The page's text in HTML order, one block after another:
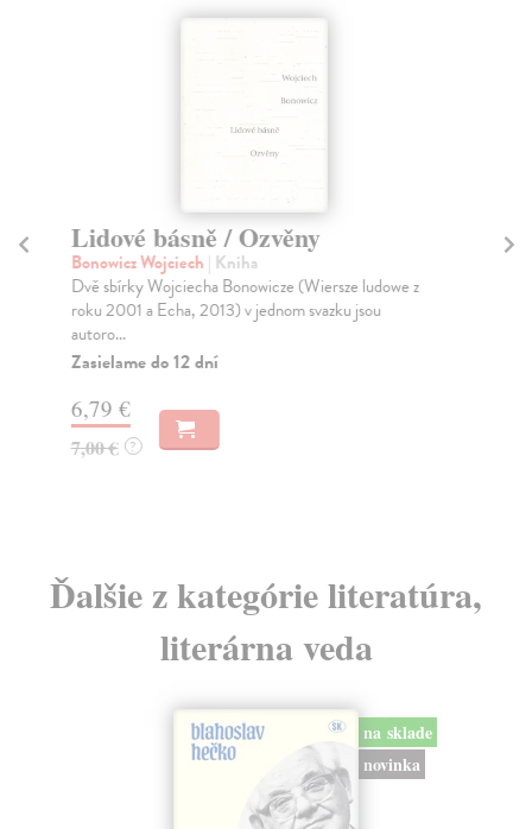
Lidové básně / Ozvěny
Bonowicz Wojciech | Kniha
Dvě sbírky Wojciecha Bonowicze (Wiersze ludowe z
roku 2001 a Echa, 2013) v jednom svazku jsou
autoro...
Zasielame do 12 dní
6,79 €
7,00 € ?
Ďalšie z kategórie literatúra,
literárna veda
na sklade
novinka